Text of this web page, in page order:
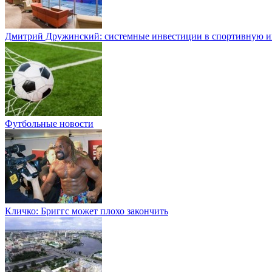
Дмитрий Дружинский: системные инвестиции в спортивную
Футбольные новости
Кличко: Бриггс может плохо закончить